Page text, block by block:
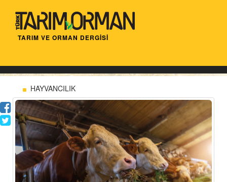
TARIM VE ORMAN DERGİSİ
HAYVANCILIK